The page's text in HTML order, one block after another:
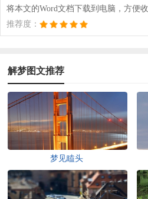
将本文的Word文档下载到电脑，方便
推荐度：
解梦图文推荐
梦见瞌头